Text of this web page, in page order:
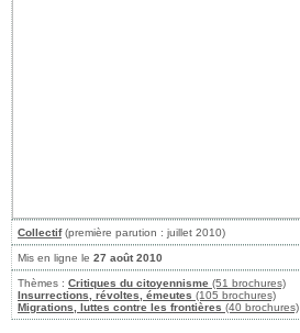
Collectif (première parution : juillet 2010)
Mis en ligne le 27 août 2010
Thèmes : Critiques du citoyennisme (51 brochures)
Insurrections, révoltes, émeutes (105 brochures)
Migrations, luttes contre les frontières (40 brochures)